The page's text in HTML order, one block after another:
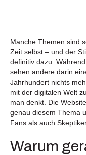
Manche Themen sind
Zeit selbst – und der
definitiv dazu.
sehen andere darin
Jahrhundert nichts
mit der digitalen Welt
man denkt. Die Website
genau diesem Thema
Fans als auch
Warum